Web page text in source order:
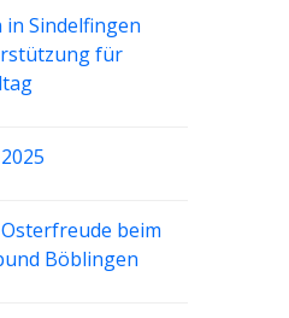
in Sindelfingen
für
beim
Böblingen